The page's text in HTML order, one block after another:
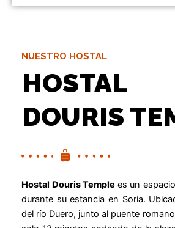
NUESTRO HOSTAL
HOSTAL
DOURIS
Hostal Douris Temple es un
durante su estancia en Soria.
del río Duero, junto al puente